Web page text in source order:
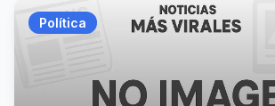
Política